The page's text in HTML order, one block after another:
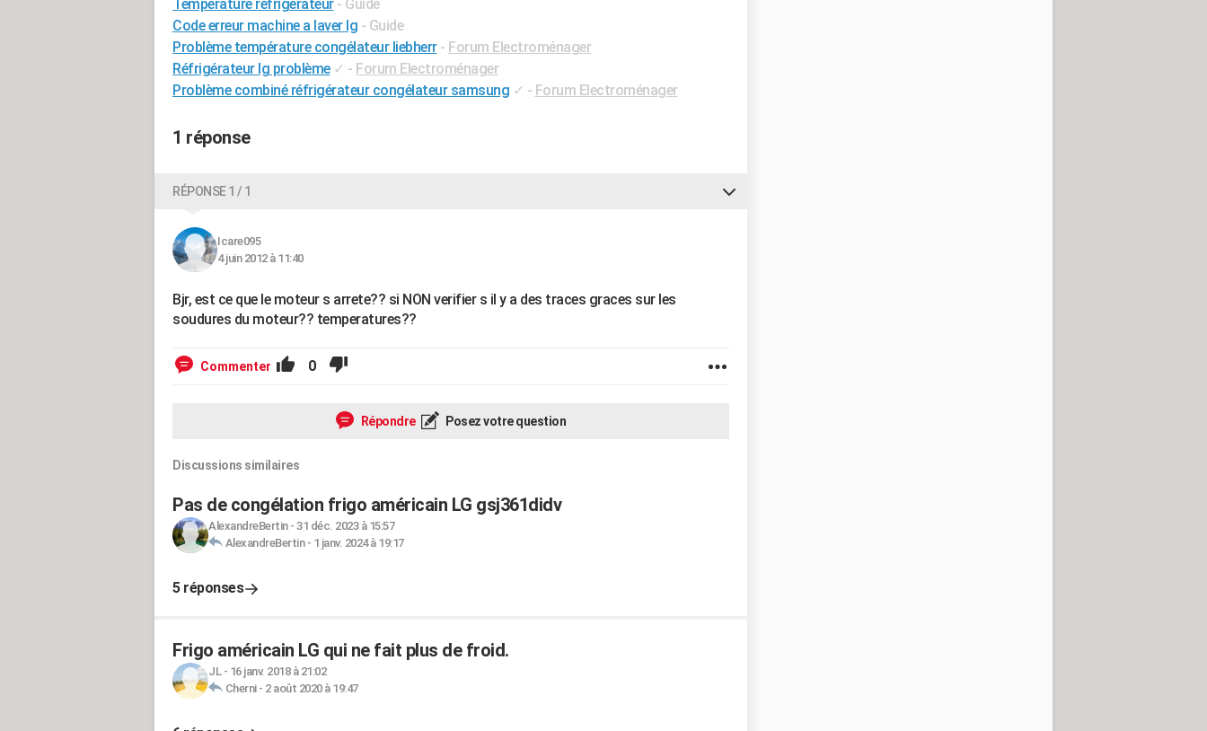
Température réfrigérateur - Guide
Code erreur machine a laver lg - Guide
Problème température congélateur liebherr - Forum Electroménager
Réfrigérateur lg problème ✓ - Forum Electroménager
Problème combiné réfrigérateur congélateur samsung ✓ - Forum Electroménager
1 réponse
RÉPONSE 1 / 1
Icare095
4 juin 2012 à 11:40
Bjr, est ce que le moteur s arrete?? si NON verifier s il y a des traces graces sur les
soudures du moteur?? temperatures??
Commenter 0
Répondre Posez votre question
Discussions similaires
Pas de congélation frigo américain LG gsj361didv
AlexandreBertin- 31 déc. 2023 à 15:57
AlexandreBertin- 1 janv. 2024 à 19:17
5 réponses
Frigo américain LG qui ne fait plus de froid.
JL- 16 janv. 2018 à 21:02
Cherni- 2 août 2020 à 19:47